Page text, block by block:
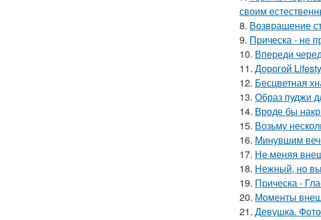
своим
8. Возвращение
9. Прическа - не
10. Впереди
11. Дорогой
12. Бесцветная
13. Образ пуджи
14. Вроде бы
15. Возьму
16. Минувшим
17. Не меняя
18. Нежный, но
19. Прическа -
20. Моменты
21. Девушка.